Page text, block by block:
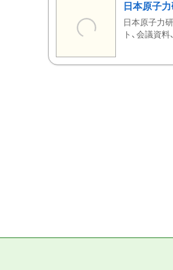
日本原子
日本原子力
ト、会議資